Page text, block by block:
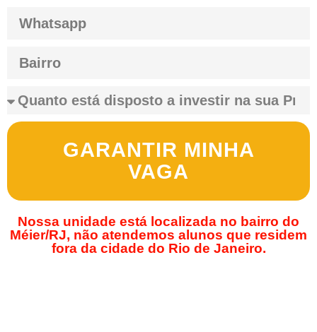
GARANTIR MINHA
VAGA
Nossa unidade está localizada no bairro do
Méier/RJ, não atendemos alunos que residem
fora da cidade do Rio de Janeiro.